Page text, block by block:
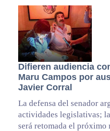
Difieren audiencia
Maru Campos por
Javier Corral
La defensa del senador
actividades legislativas;
será retomada el próximo